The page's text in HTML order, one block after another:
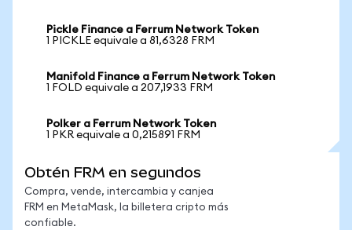
Pickle Finance a Ferrum Network Token
1 PICKLE equivale a 81,6328 FRM
Manifold Finance a Ferrum Network Token
1 FOLD equivale a 207,1933 FRM
Polker a Ferrum Network Token
1 PKR equivale a 0,215891 FRM
Obtén FRM en segundos
Compra, vende, intercambia y canjea
FRM en MetaMask, la billetera cripto más
confiable.